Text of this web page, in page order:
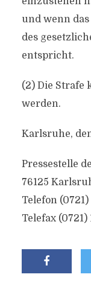
und wenn
des
entspricht.
(2) Die Strafe
werden.
Karlsruhe,
Pressestelle
76125
Telefon (0721)
Telefax (0721)